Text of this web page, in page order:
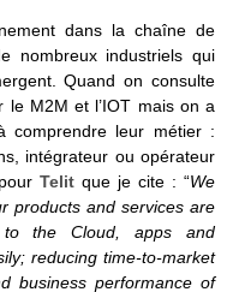
dans la chaîne de
nombreux industriels qui
Quand on consulte
M2M et l’IOT mais on a
comprendre leur métier :
intégrateur ou opérateur
Telit que je cite : “We
products and services are
to the Cloud, apps and
reducing time-to-market
business performance of